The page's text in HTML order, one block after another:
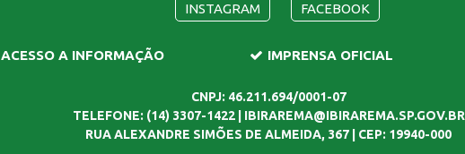
INSTAGRAM FACEBOOK
ACESSO A INFORMAÇÃO IMPRENSA OFICIAL
CNPJ: 46.211.694/0001-07
TELEFONE: (14) 3307-1422 | IBIRAREMA@IBIRAREMA.SP.GOV.BR
RUA ALEXANDRE SIMÕES DE ALMEIDA, 367 | CEP: 19940-000